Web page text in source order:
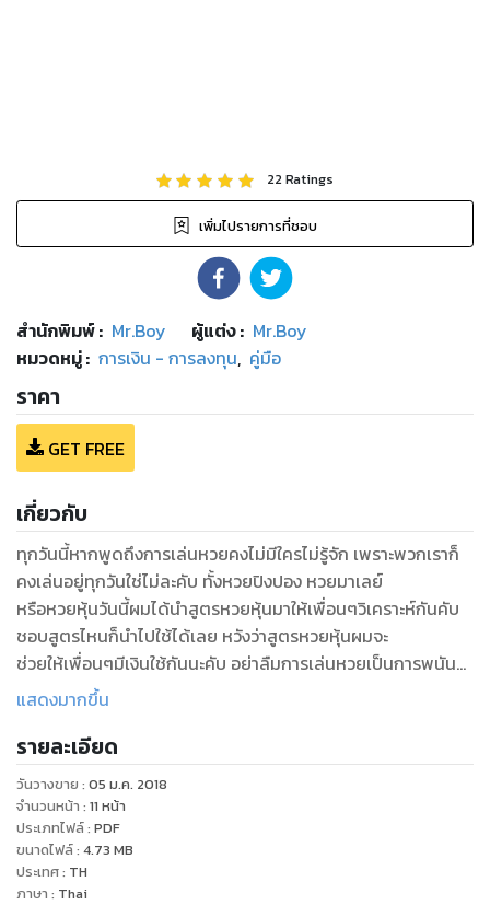
22Ratings
เพิ่มไปรายการที่ชอบ
สำนักพิมพ์: Mr.Boy ผู้แต่ง : Mr.Boy
หมวดหมู่: การเงิน - การลงทุน, คู่มือ
ราคา
GET FREE
เกี่ยวกับ
ทุกวันนี้หากพูดถึงการเล่นหวยคงไม่มีใครไม่รู้จัก เพราะพวกเราก็
คงเล่นอยู่ทุกวันใช่ไม่ละคับ ทั้งหวยปิงปอง หวยมาเลย์
หรือหวยหุ้นวันนี้ผมได้นำสูตรหวยหุ้นมาให้เพื่อนๆวิเคราะห์กันคับ
ชอบสูตรไหนก็นำไปใช้ได้เลย หวังว่าสูตรหวยหุ้นผมจะ
ช่วยให้เพื่อนๆมีเงินใช้กันนะคับ อย่าลืมการเล่นหวยเป็นการพนัน
ชนิดหนึ่งเล่นแค่พอประมาณนะคับ ได้เงินแล้วก็แบ่งไป
แสดงมากขึ้น
รายละเอียด
วันวางขาย : 05 ม.ค. 2018
จำนวนหน้า : 11 หน้า
ประเภทไฟล์: PDF
ขนาดไฟล์: 4.73 MB
ประเทศ: TH
ภาษา : Thai